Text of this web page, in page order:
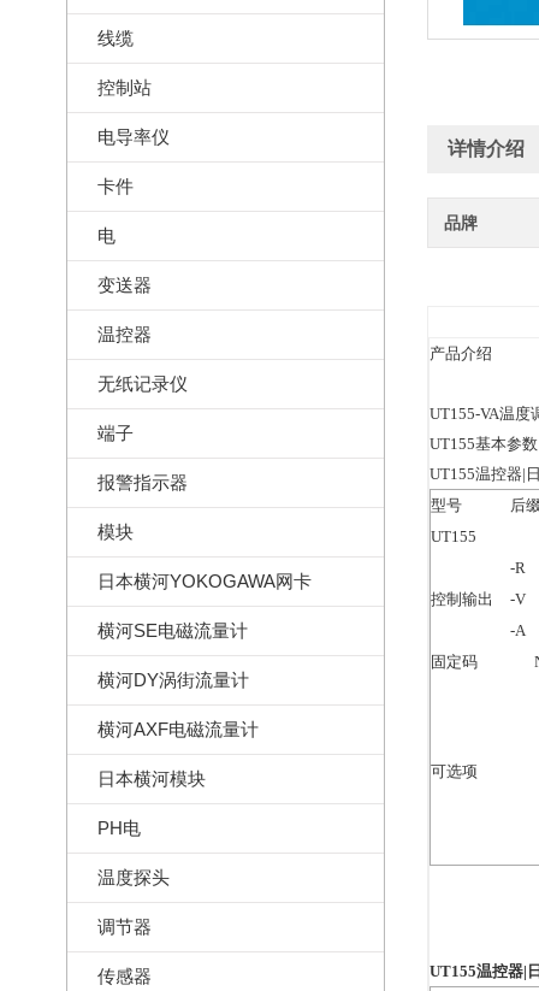
线缆
控制站
电导率仪
卡件
电
变送器
温控器
无纸记录仪
端子
报警指示器
模块
日本横河YOKOGAWA网卡
横河SE电磁流量计
横河DY涡街流量计
横河AXF电磁流量计
日本横河模块
PH电
温度探头
调节器
传感器
详情介绍
品牌
产品介绍
UT155-VA温度
UT155基本参
UT155温控器|
型号
后
UT155
控制输出
-R
-V
-A
固定码
可选项
UT155温控器|